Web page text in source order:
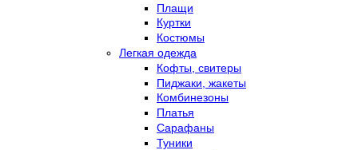
Плащи
Куртки
Костюмы
Легкая одежда
Кофты, свитеры
Пиджаки, жакеты
Комбинезоны
Платья
Сарафаны
Туники